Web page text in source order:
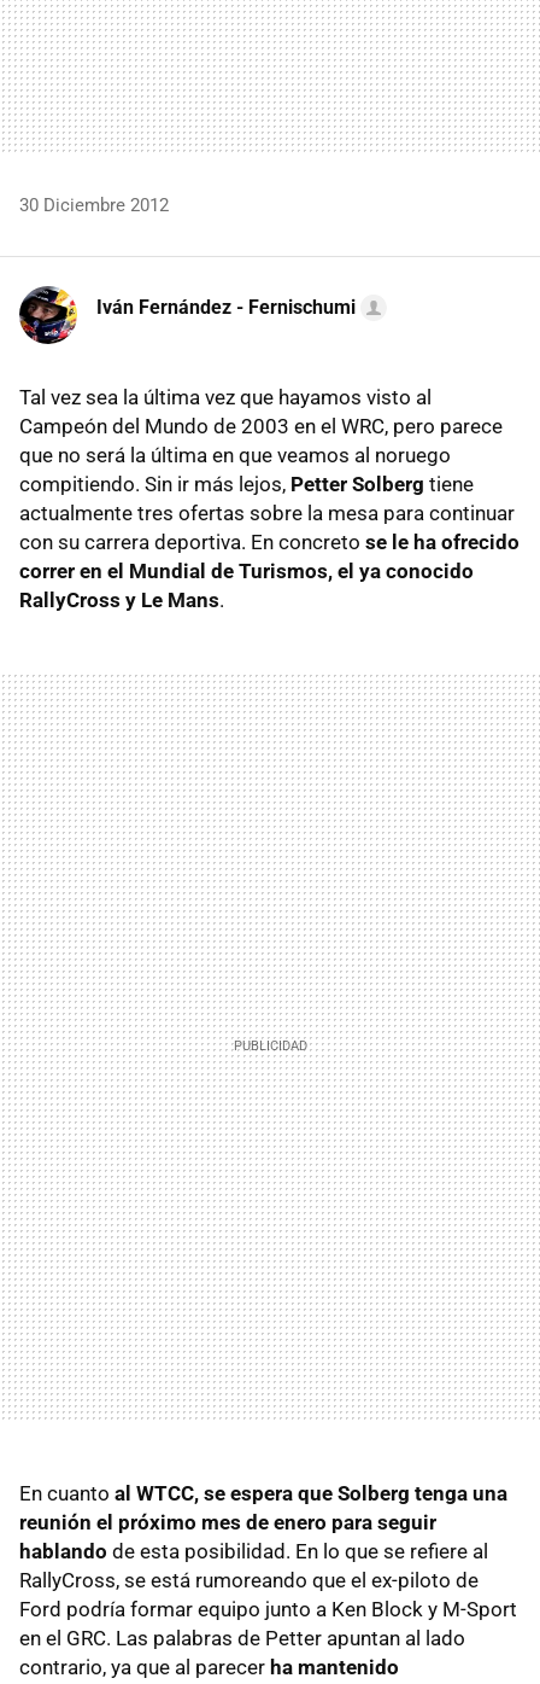
30 Diciembre 2012
Iván Fernández - Fernischumi
Tal vez sea la última vez que hayamos visto al
Campeón del Mundo de 2003 en el WRC, pero parece
que no será la última en que veamos al noruego
compitiendo. Sin ir más lejos, Petter Solberg tiene
actualmente tres ofertas sobre la mesa para continuar
con su carrera deportiva. En concreto se le ha ofrecido
correr en el Mundial de Turismos, el ya conocido
RallyCross y Le Mans.
En cuanto al WTCC, se espera que Solberg tenga una
reunión el próximo mes de enero para seguir
hablando de esta posibilidad. En lo que se refiere al
RallyCross, se está rumoreando que el ex-piloto de
Ford podría formar equipo junto a Ken Block y M-Sport
en el GRC. Las palabras de Petter apuntan al lado
contrario, ya que al parecer ha mantenido